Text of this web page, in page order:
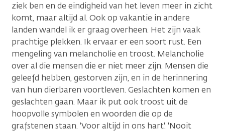
ziek ben en de eindigheid van het leven meer in zicht
komt, maar altijd al. Ook op vakantie in andere
landen wandel ik er graag overheen. Het zijn vaak
prachtige plekken. Ik ervaar er een soort rust. Een
mengeling van melancholie en troost. Melancholie
over al die mensen die er niet meer zijn. Mensen die
geleefd hebben, gestorven zijn, en in de herinnering
van hun dierbaren voortleven. Geslachten komen en
geslachten gaan. Maar ik put ook troost uit de
hoopvolle symbolen en woorden die op de
grafstenen staan. 'Voor altijd in ons hart'. 'Nooit